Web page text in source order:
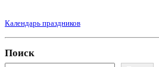
Календарь праздников
Поиск